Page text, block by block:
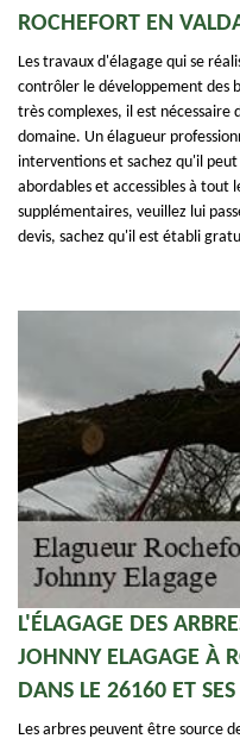
ROCHEFORT EN
Les travaux d'élagage qui se
contrôler le développement des
très complexes, il est nécessaire
domaine. Un élagueur
interventions et sachez qu'il
abordables et accessibles à tout
supplémentaires, veuillez lui
devis, sachez qu'il est établi
L'ÉLAGAGE DES
JOHNNY ELAGAGE À
DANS LE 26160 ET
Les arbres peuvent être source